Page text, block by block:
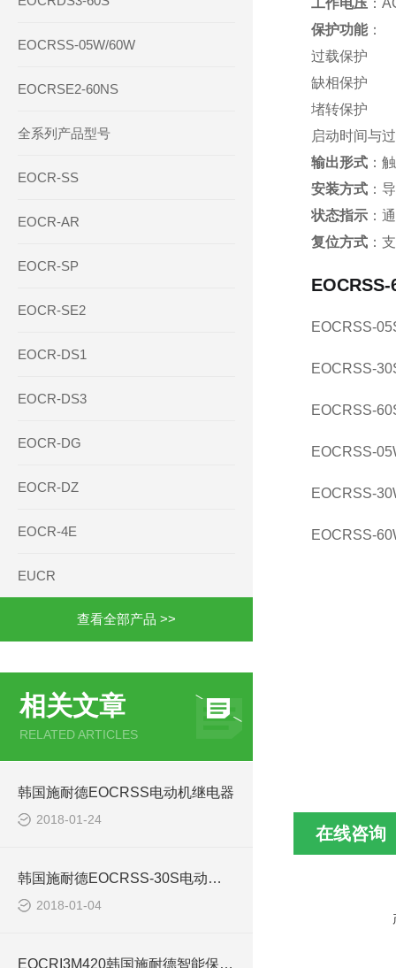
EOCRSS-05W/60W
EOCRSE2-60NS
全系列产品型号
EOCR-SS
EOCR-AR
EOCR-SP
EOCR-SE2
EOCR-DS1
EOCR-DS3
EOCR-DG
EOCR-DZ
EOCR-4E
EUCR
查看全部产品 >>
相关文章
RELATED ARTICLES
韩国施耐德EOCRSS电动机继电器
2018-01-24
韩国施耐德EOCRSS-30S电动机保护器
2018-01-04
EOCRI3M420韩国施耐德智能保护器技术参数解析
工作电压：
保护功能‌：
过载保护
缺相保护
堵转保护
启动时间与
输出形式：
安装方式：
状态指示：
复位方式：
EOCRSS-
EOCRSS-
EOCRSS-
EOCRSS-
EOCRSS-
EOCRSS-
在线咨询